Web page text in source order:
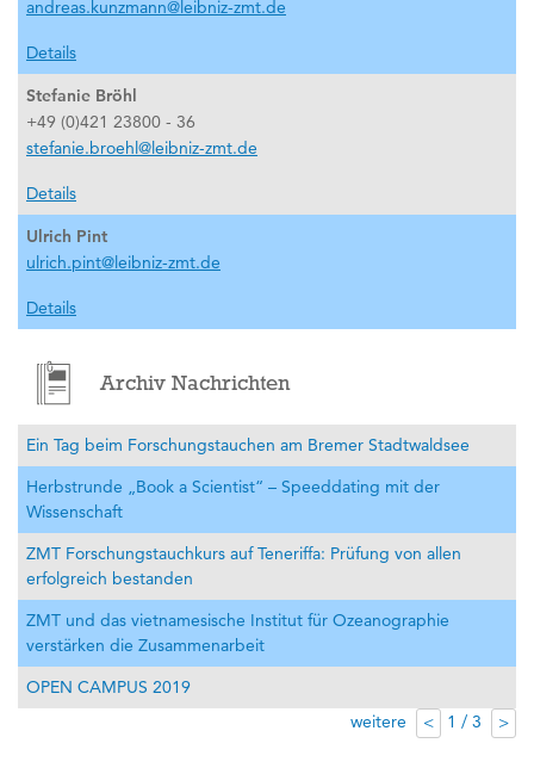
andreas.kunzmann@leibniz-zmt.de
Details
Stefanie Bröhl
+49 (0)421 23800 - 36
stefanie.broehl@leibniz-zmt.de
Details
Ulrich Pint
ulrich.pint@leibniz-zmt.de
Details
Archiv Nachrichten
Ein Tag beim Forschungstauchen am Bremer Stadtwaldsee
Herbstrunde „Book a Scientist“ – Speeddating mit der
Wissenschaft
ZMT Forschungstauchkurs auf Teneriffa: Prüfung von allen
erfolgreich bestanden
ZMT und das vietnamesische Institut für Ozeanographie
verstärken die Zusammenarbeit
OPEN CAMPUS 2019
weitere
< 1 / 3 >